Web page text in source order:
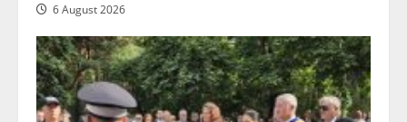
6 August 2026